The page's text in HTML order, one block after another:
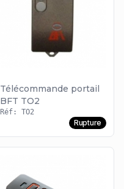
Télécommande portail
BFT TO2
Réf: TO2
Rupture